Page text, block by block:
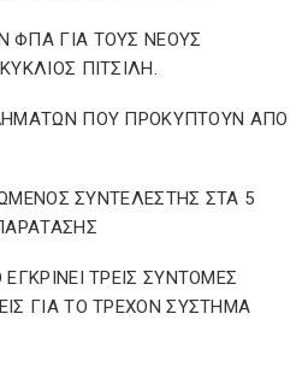
ΓΙΑ ΤΟΥΣ ΝΕΟΥΣ
ΠΙΤΣΙΛΗ.
ΠΟΥ ΠΡΟΚΥΠΤΟΥΝ ΑΠΟ
ΣΥΝΤΕΛΕΣΤΗΣ ΣΤΑ 5
ΤΡΕΙΣ ΣΥΝΤΟΜΕΣ
ΓΙΑ ΤΟ ΤΡΕΧΟΝ ΣΥΣΤΗΜΑ